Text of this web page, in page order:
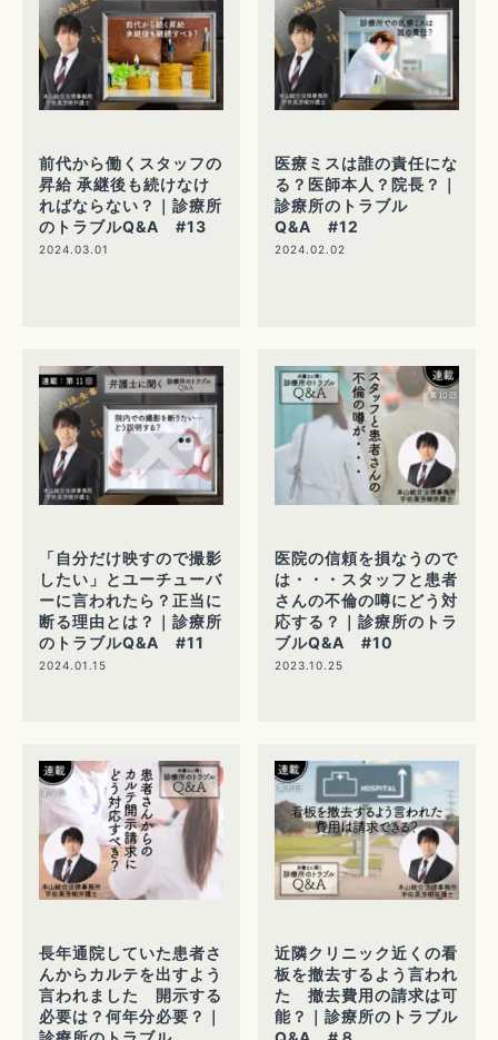
前代から働くスタッフの
昇給 承継後も続けなけ
ればならない？｜診療所
のトラブルQ&A #13
2024.03.01
医療ミスは誰の責任にな
る？医師本人？院長？｜
診療所のトラブル
Q&A #12
2024.02.02
「自分だけ映すので撮影
したい」とユーチューバ
ーに言われたら？正当に
断る理由とは？｜診療所
のトラブルQ&A #11
2024.01.15
医院の信頼を損なうので
は・・・スタッフと患者
さんの不倫の噂にどう対
応する？｜診療所のトラ
ブルQ&A #10
2023.10.25
長年通院していた患者さ
んからカルテを出すよう
言われました 開示する
必要は？何年分必要？｜
近隣クリニック近くの看
板を撤去するよう言われ
た 撤去費用の請求は可
能？｜診療所のトラブル